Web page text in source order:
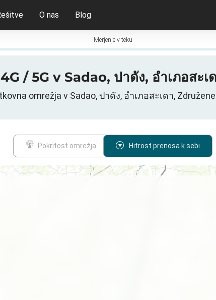
O nas Blog
Merjenje v teku
/ 5G v Sadao, ปาดัง, อำเภอสะ
omrežja v Sadao, ปาดัง, อำเภอสะเดา,
Pokritost omrežja Hitrost prenosa k sebi